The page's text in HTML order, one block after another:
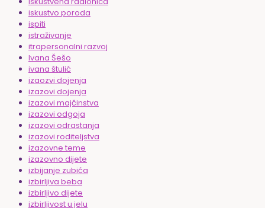
iskustvo poroda
ispiti
istraživanje
itrapersonalni razvoj
Ivana Šešo
ivana štulić
izaozvi dojenja
izazovi dojenja
izazovi majčinstva
izazovi odgoja
izazovi odrastanja
izazovi roditeljstva
izazovne teme
izazovno dijete
izbijanje zubića
izbirljiva beba
izbirljivo dijete
izbirljivost u jelu